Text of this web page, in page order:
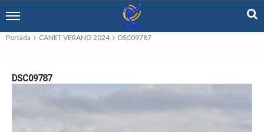
Portada CANET VERANO 2024 DSC09787
DSC09787